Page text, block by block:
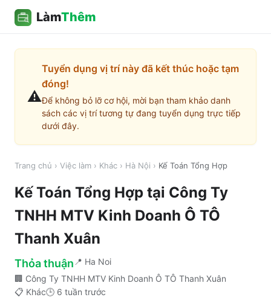
LàmThêm
⚠️
Tuyển dụng vị trí này đã kết thúc hoặc tạm
đóng!
Để không bỏ lỡ cơ hội, mời bạn tham khảo danh
sách các vị trí tương tự đang tuyển dụng trực tiếp
dưới đây.
Trang chủ › Việc làm › Khác › Hà Nội › Kế Toán Tổng Hợp
Kế Toán Tổng Hợp tại Công Ty
TNHH MTV Kinh Doanh Ô TÔ
Thanh Xuân
Thỏa thuận 📍 Ha Noi
🏢 Công Ty TNHH MTV Kinh Doanh Ô TÔ Thanh Xuân
📋 Khác🕒 6 tuần trước